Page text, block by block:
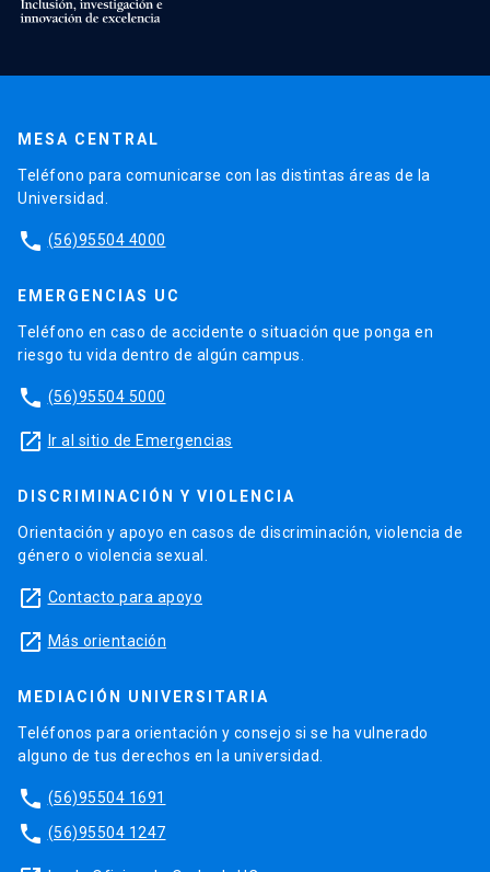
MESA CENTRAL
Teléfono para comunicarse con las distintas áreas de la
Universidad.
phone (56)95504 4000
EMERGENCIAS UC
Teléfono en caso de accidente o situación que ponga en
riesgo tu vida dentro de algún campus.
phone (56)95504 5000
launch Ir al sitio de Emergencias
DISCRIMINACIÓN Y VIOLENCIA
Orientación y apoyo en casos de discriminación, violencia de
género o violencia sexual.
launch Contacto para apoyo
launch Más orientación
MEDIACIÓN UNIVERSITARIA
Teléfonos para orientación y consejo si se ha vulnerado
alguno de tus derechos en la universidad.
phone (56)95504 1691
phone (56)95504 1247